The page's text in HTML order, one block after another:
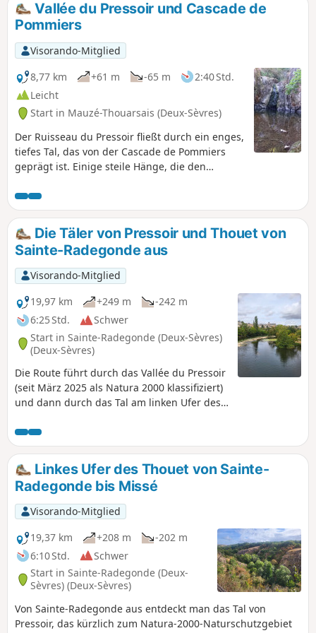
Vallée du Pressoir und Cascade de
Pommiers
Visorando-Mitglied
8,77 km
+61 m -65 m
2:40 Std.
Leicht
Start in Mauzé-Thouarsais (Deux-Sèvres)
Der Ruisseau du Pressoir fließt durch ein enges,
tiefes Tal, das von der Cascade de Pommiers
geprägt ist. Einige steile Hänge, die den
überragen, machen dieses wilde und
malerische Tal zu einer einzigartigen
Naturlandschaft im Thouarsais.
Die Täler von Pressoir und Thouet von
Sainte-Radegonde aus
Visorando-Mitglied
19,97 km
+249 m
-242 m
6:25 Std.
Schwer
Start in Sainte-Radegonde (Deux-Sèvres)
(Deux-Sèvres)
Die Route führt durch das Vallée du Pressoir
(seit März 2025 als Natura 2000 klassifiziert)
und dann durch das Tal am linken Ufer des
Passage durch Saint-Jacques-de-Thouars am
linken Ufer des Thouet, dann Saint-Jean-de-
Thouars, den Kar de Missé und Rückkehr
nach Thouars am rechten Ufer des Thouet
über den GR®36. Die Wanderung bietet
außerdem Ausblicke auf die Stadt Thouars
mit ihren historischen Denkmälern und
ihrem reichen kulturellen Erbe.
Linkes Ufer des Thouet von Sainte-
Radegonde bis Missé
Visorando-Mitglied
19,37 km
+208 m
-202 m
6:10 Std.
Schwer
Start in Sainte-Radegonde (Deux-
Sèvres) (Deux-Sèvres)
Von Sainte-Radegonde aus entdeckt man das Tal von
Pressoir, das kürzlich zum Natura-2000-Naturschutzgebiet